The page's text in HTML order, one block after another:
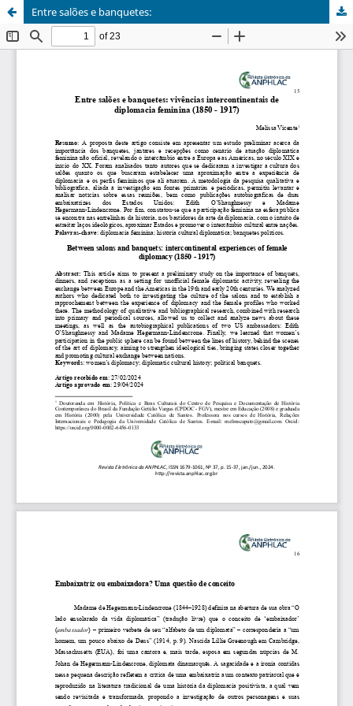
Entre salões e banquetes: